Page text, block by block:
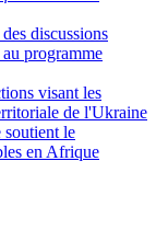
discussions
programme
visant les
de l'Ukraine
soutient le
en Afrique